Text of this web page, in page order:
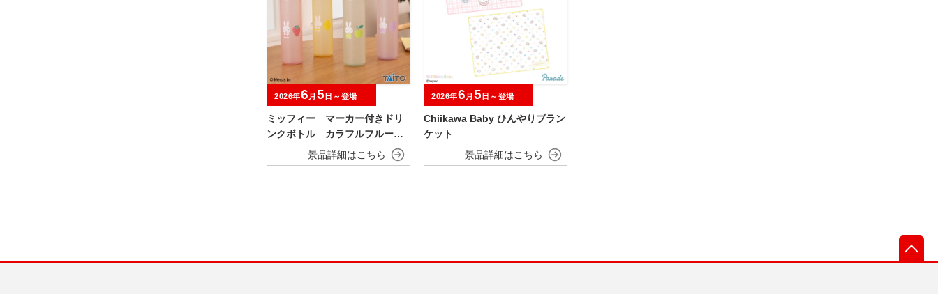
ミッフィー マーカー付きドリ
ンクボトル カラフルフルーツv
2026年6 月 5 日～登場
Chiikawa Baby ひんやりブラン
ケット
2026年6 月 5 日～登場